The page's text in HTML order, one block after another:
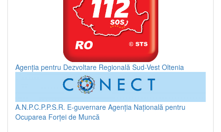
Agenția pentru Dezvoltare Regională Sud-Vest Oltenia
A.N.P.C.P.P.S.R. E-guvernare Agenția Națională pentru
Ocuparea Forței de Muncă